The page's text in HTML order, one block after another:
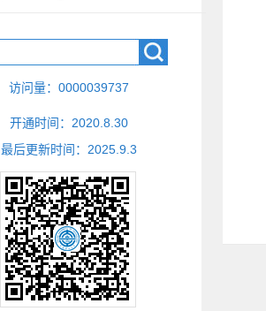
访问量： 0000039737
开通时间： 2020 8 30
最后更新时间： 2025 9 3